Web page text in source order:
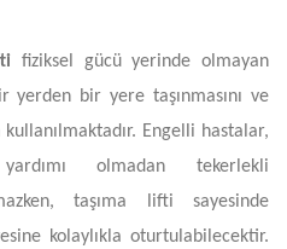
fiziksel gücü yerinde olmayan
bir yere taşınmasını ve
Engelli hastalar,
olmadan tekerlekli
taşıma lifti sayesinde
kolaylıkla oturtulabilecektir.